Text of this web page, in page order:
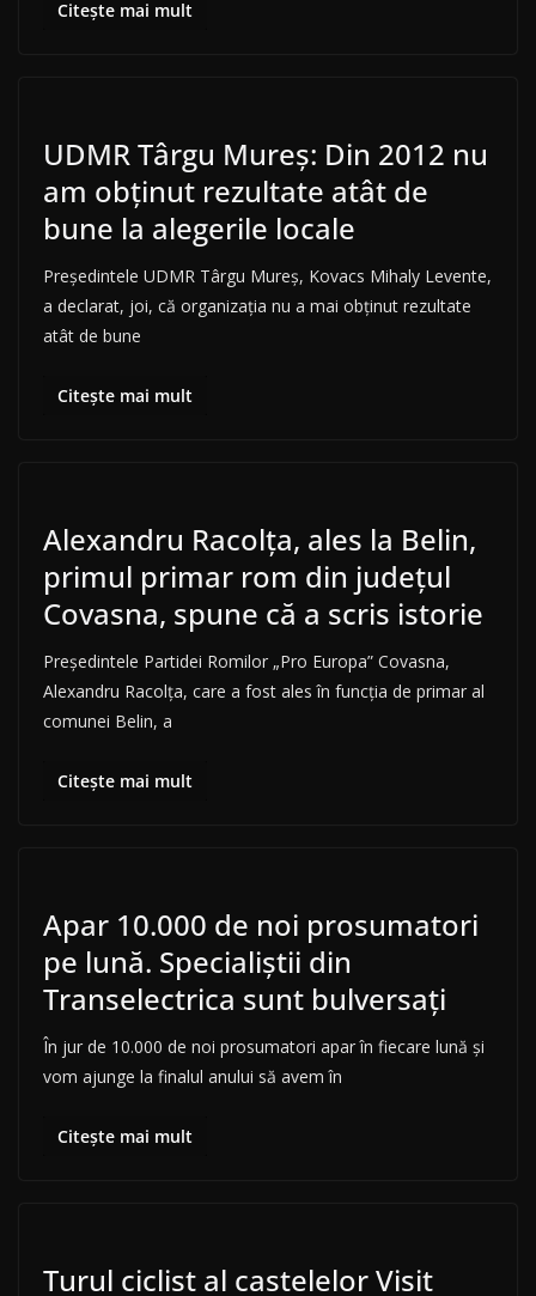
Citește mai mult
UDMR Târgu Mureş: Din 2012 nu
am obţinut rezultate atât de
bune la alegerile locale
Preşedintele UDMR Târgu Mureş, Kovacs Mihaly Levente,
a declarat, joi, că organizaţia nu a mai obţinut rezultate
atât de bune
Citește mai mult
Alexandru Racolţa, ales la Belin,
primul primar rom din judeţul
Covasna, spune că a scris istorie
Preşedintele Partidei Romilor „Pro Europa” Covasna,
Alexandru Racolţa, care a fost ales în funcţia de primar al
comunei Belin, a
Citește mai mult
Apar 10.000 de noi prosumatori
pe lună. Specialiștii din
Transelectrica sunt bulversați
​În jur de 10.000 de noi prosumatori apar în fiecare lună și
vom ajunge la finalul anului să avem în
Citește mai mult
Turul ciclist al castelelor Visit